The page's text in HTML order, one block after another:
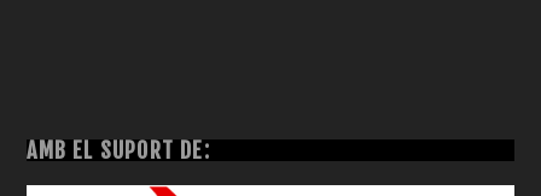
AMB EL SUPORT DE: